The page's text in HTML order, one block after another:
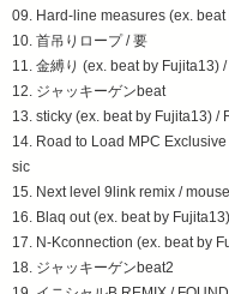
09. Hard-line measures (ex. beat
10. 首吊りロープ / 要
11. 金縛り (ex. beat by Fujita13) /
12. ジャッキーゲンbeat
13. sticky (ex. beat by Fujita13) /
14. Road to Load MPC
sic
15. Next level 9link remix /
16. Blaq out (ex. beat by
17. N-Kconnection (ex. beat by
18. ジャッキーゲンbeat2